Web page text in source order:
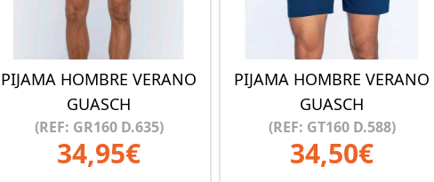
PIJAMA HOMBRE VERANO
GUASCH
(REF: GR160 D.635)
34,95€
PIJAMA HOMBRE VERANO
GUASCH
(REF: GT160 D.588)
34,50€